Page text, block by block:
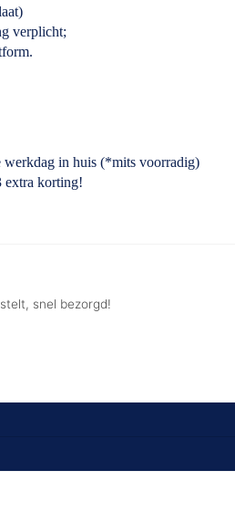
verplicht;
werkdag in huis (*mits voorradig)
extra korting!